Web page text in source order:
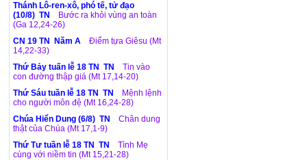
Thánh Lô-ren-xô, phó tế, tử đạo
(10/8) TN
Bước ra khỏi vùng an toàn
(Ga 12,24-26)
CN 19 TN Năm A
Điểm tựa Giêsu (Mt
14,22-33)
Thứ Bảy tuấn lễ 18 TN TN
Tin vào
con đường thập giá (Mt 17,14-20)
Thứ Sáu tuần lễ 18 TN TN
Mệnh lệnh
cho người môn đệ (Mt 16,24-28)
Chúa Hiển Dung (6/8) TN
Chân dung
thật của Chúa (Mt 17,1-9)
Thứ Tư tuần lễ 18 TN TN
Tình Mẹ
cùng với niềm tin (Mt 15,21-28)